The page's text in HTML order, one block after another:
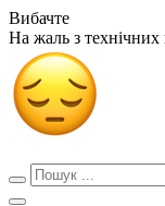
Вибачте
На жаль з